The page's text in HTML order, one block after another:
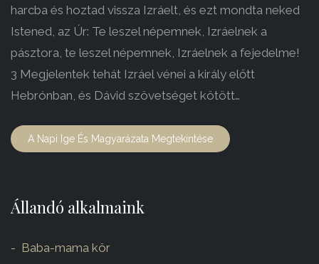
harcba és hoztad vissza Izráelt, és ezt mondta neked
Istened, az Úr: Te leszel népemnek, Izráelnek a
pásztora, te leszel népemnek, Izráelnek a fejedelme!
3 Megjelentek tehát Izráel vénei a király előtt
Hebrónban, és Dávid szövetséget kötött…
A Napi Ige És Magyarázata Megtekintése
Állandó alkalmaink
Baba-mama kör